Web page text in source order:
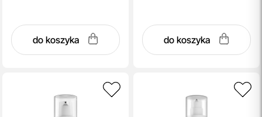
do koszyka do koszyka